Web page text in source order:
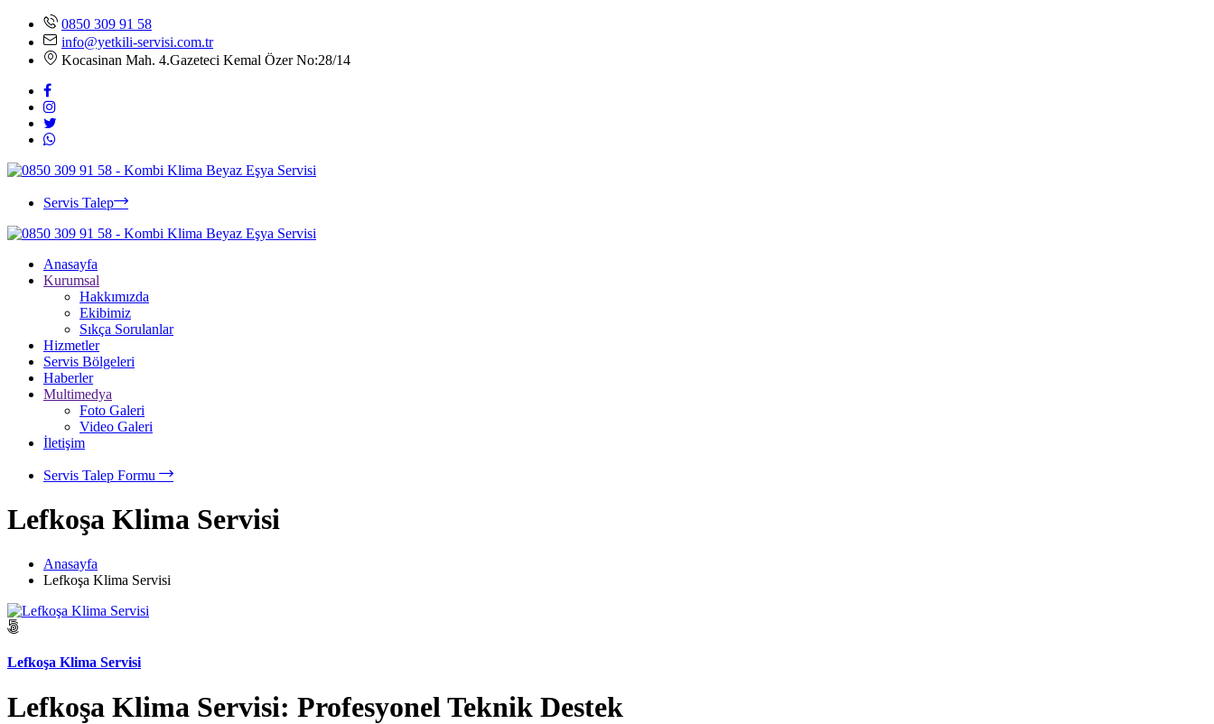
0850 309 91 58
info@yetkili-servisi.com.tr
Kocasinan Mah. 4.Gazeteci Kemal Özer No:28/14
Servis Talep
Anasayfa
Kurumsal
Hakkımızda
Ekibimiz
Sıkça Sorulanlar
Hizmetler
Servis Bölgeleri
Haberler
Multimedya
Foto Galeri
Video Galeri
İletişim
Servis Talep Formu
Lefkoşa Klima Servisi
Anasayfa
Lefkoşa Klima Servisi
Lefkoşa Klima Servisi
Lefkoşa Klima Servisi: Profesyonel Teknik Destek